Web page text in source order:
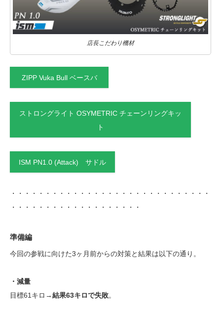
店長こだわり機材
ZIPP Vuka Bull ベースバ
ストロングライト OSYMETRIC チェーンリングキッ
ト
ISM PN1.0 (Attack) サドル
・・・・・・・・・・・・・・・・・・・・・・・・・・・・・
・・・・・・・・・・・・・・・・・・・
準備編
今回の参戦に向けた3ヶ月前からの対策と結果は以下の通り。
・減量
目標61キロ→結果63キロで失敗。